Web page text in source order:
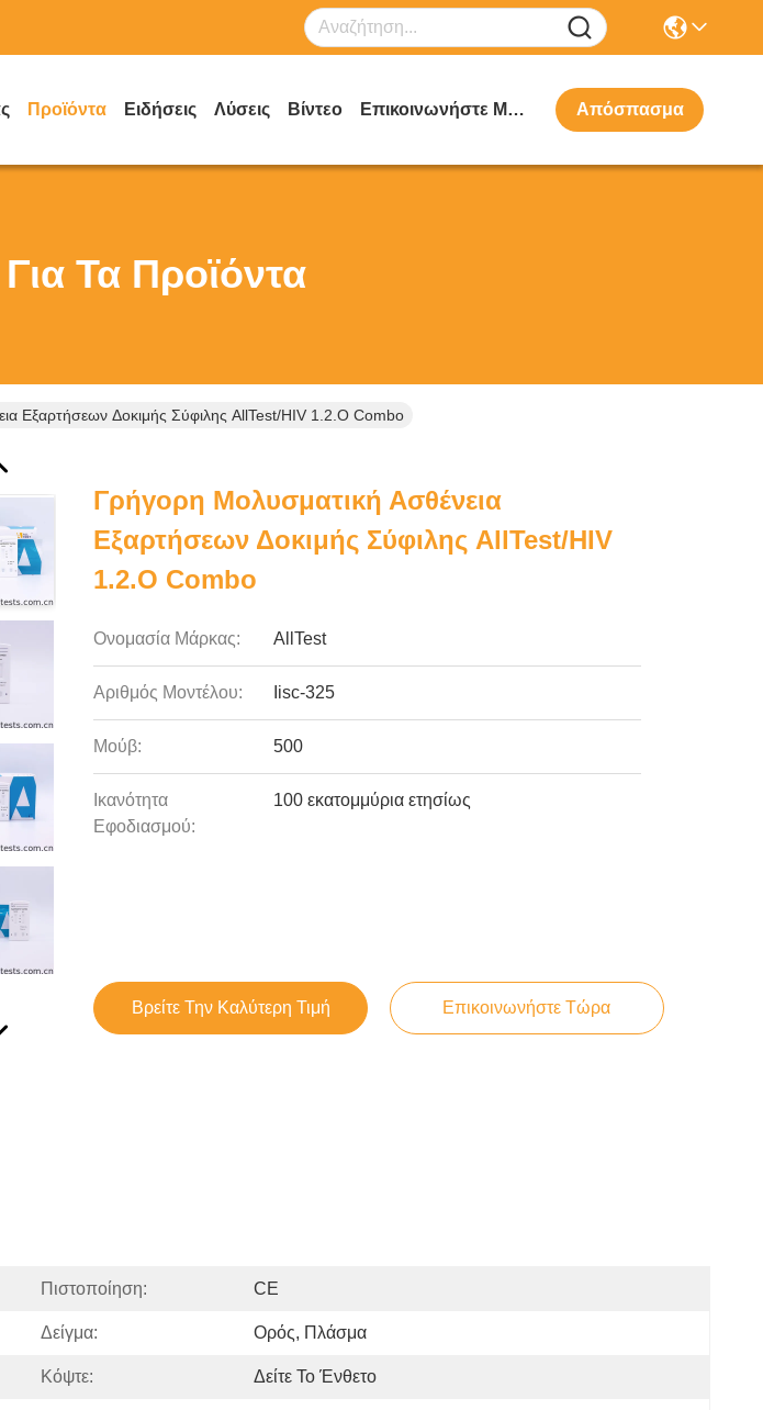
Προϊόντα Ειδήσεις Λύσεις Βίντεο Επικοινωνήστε Μαζί Μας Απόσπασμα
Τα Προϊόντα
Εξαρτήσεων Δοκιμής Σύφιλης AllTest/HIV 1.2.O Combo
Γρήγορη Μολυσματική Ασθένεια
Εξαρτήσεων Δοκιμής Σύφιλης AllTest/HIV
1.2.O Combo
Ονομασία Μάρκας: AllTest
Αριθμός Μοντέλου: Iisc-325
Μούβ: 500
Ικανότητα
Εφοδιασμού:
100 εκατομμύρια ετησίως
Βρείτε Την Καλύτερη Τιμή Επικοινωνήστε Τώρα
Πιστοποίηση: CE
Δείγμα: Ορός, Πλάσμα
Κόψτε: Δείτε Το Ένθετο